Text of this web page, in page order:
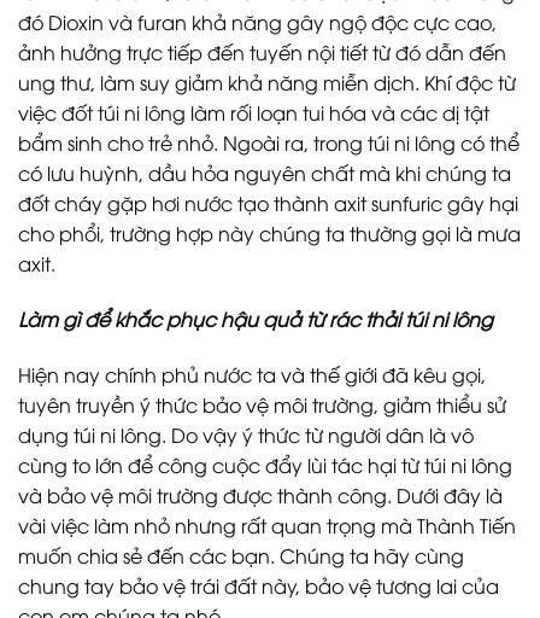
đó Dioxin và furan khả năng gây ngộ độc cực cao,
ảnh hưởng trực tiếp đến tuyến nội tiết từ đó dẫn đến
ung thư, làm suy giảm khả năng miễn dịch. Khí độc từ
việc đốt túi ni lông làm rối loạn tui hóa và các dị tật
bẩm sinh cho trẻ nhỏ. Ngoài ra, trong túi ni lông có thể
có lưu huỳnh, dầu hỏa nguyên chất mà khi chúng ta
đốt cháy gặp hơi nước tạo thành axit sunfuric gây hại
cho phổi, trường hợp này chúng ta thường gọi là mưa
axit.
Làm gì để khắc phục hậu quả từ rác thải túi ni lông
Hiện nay chính phủ nước ta và thế giới đã kêu gọi,
tuyên truyền ý thức bảo vệ môi trường, giảm thiểu sử
dụng túi ni lông. Do vậy ý thức từ người dân là vô
cùng to lớn để công cuộc đẩy lùi tác hại từ túi ni lông
và bảo vệ môi trường được thành công. Dưới đây là
vài việc làm nhỏ nhưng rất quan trọng mà Thành Tiến
muốn chia sẻ đến các bạn. Chúng ta hãy cùng
chung tay bảo vệ trái đất này, bảo vệ tương lai của